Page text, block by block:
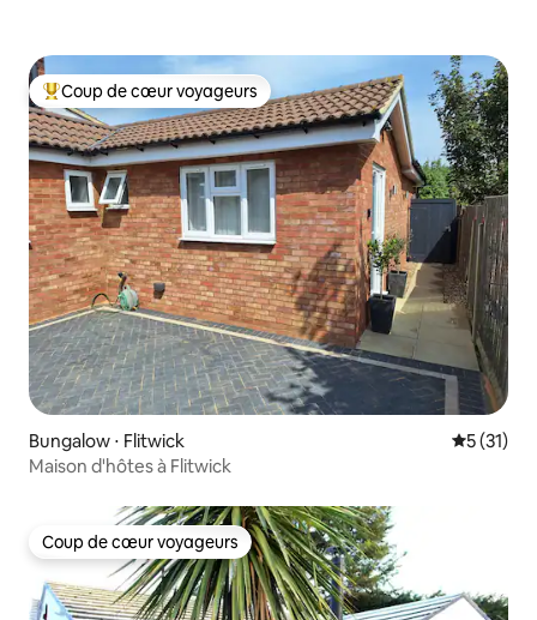
Coups de cœur voyageurs les plus appréciés
Coup de cœur voyageurs
Bungalow ⋅ Flitwick
5 (31)
Maison d'hôtes à Flitwick
Coup de cœur voyageurs
Coup de cœur voyageurs